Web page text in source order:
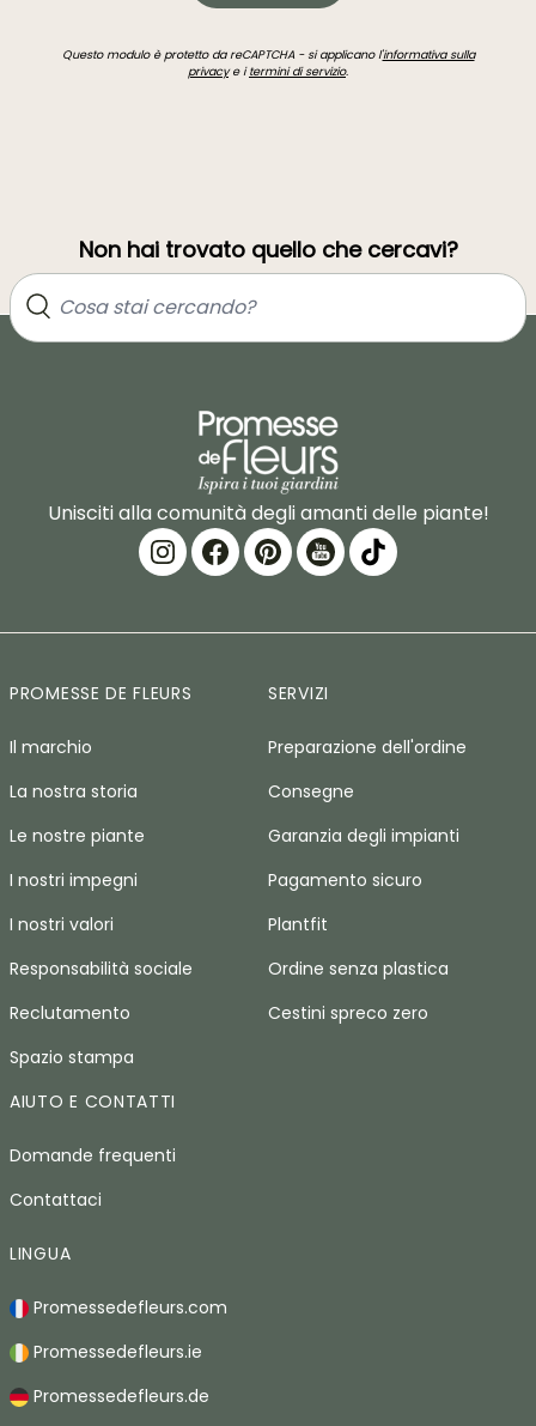
Questo modulo è protetto da reCAPTCHA - si applicano l'informativa sulla
privacye itermini di servizio.
Non hai trovato quello che cercavi?
Unisciti alla comunità degli amanti delle piante!
PROMESSE DE FLEURS
Il marchio
La nostra storia
Le nostre piante
I nostri impegni
I nostri valori
Responsabilità sociale
Reclutamento
Spazio stampa
SERVIZI
Preparazione dell'ordine
Consegne
Garanzia degli impianti
Pagamento sicuro
Plantfit
Ordine senza plastica
Cestini spreco zero
AIUTO E CONTATTI
Domande frequenti
Contattaci
LINGUA
Promessedefleurs.com
Promessedefleurs.ie
Promessedefleurs.de